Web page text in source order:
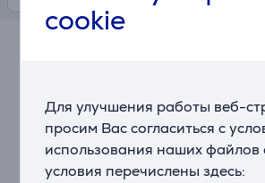
cookie
Для улучшения работы веб-
просим Вас согласиться с
использования наших файлов
условия перечислены здесь:
Доставка
Быстро и удобно